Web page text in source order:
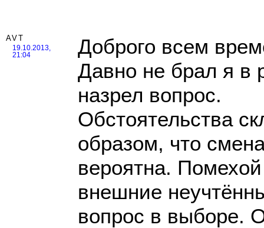
AVT
19.10.2013,
21:04
Доброго всем
Давно не брал я в
назрел вопрос.
Обстоятельства
образом, что
вероятна. Помехой
внешние
вопрос в выборе.